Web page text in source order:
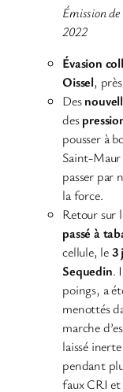
Émission
2022
Évasion
Oissel,
Des
des
pousser à
Saint-Maur
passer par
la force.
Retour sur
passé à
cellule, le3
Sequedin.
poings, a
menottés
marche
laissé
pendant
faux CRI et